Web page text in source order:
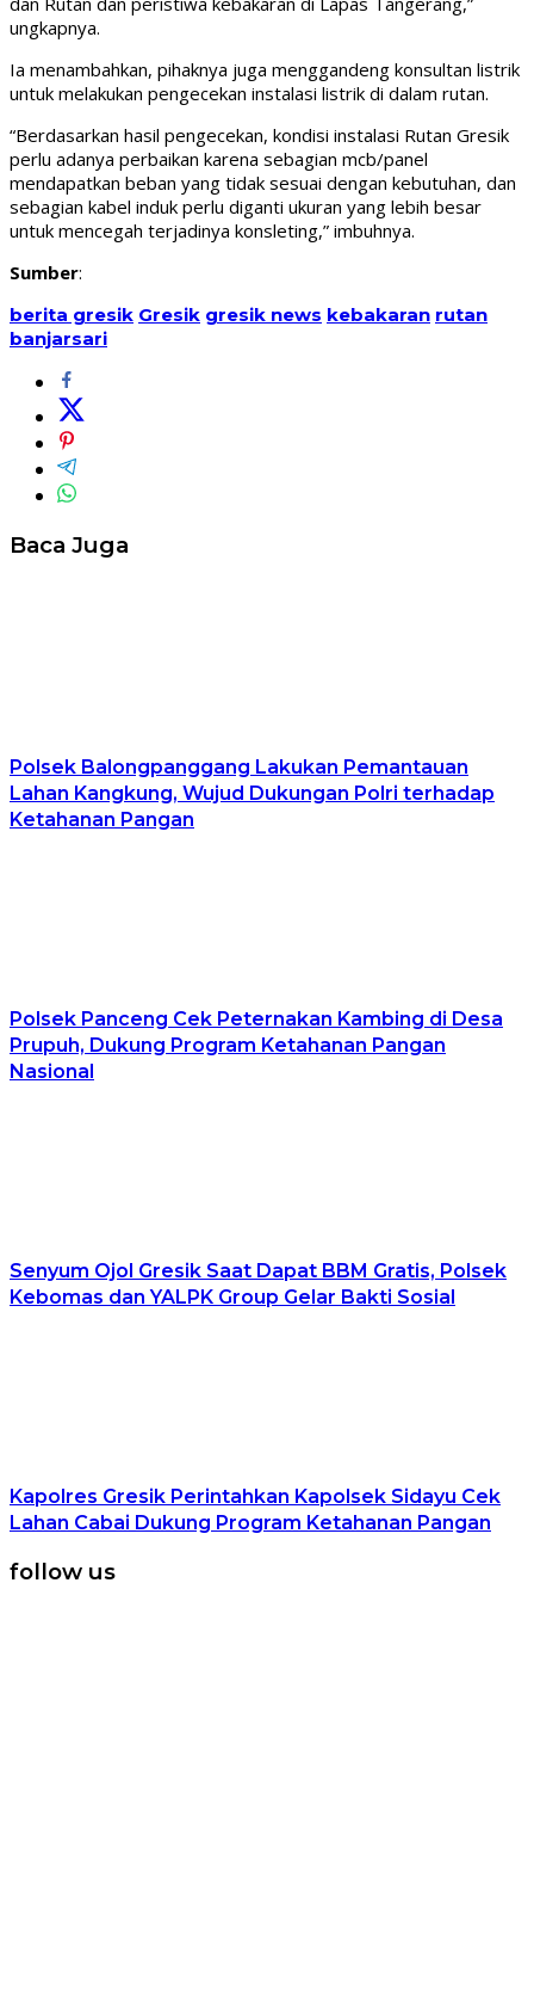
ungkapnya.
Ia menambahkan, pihaknya juga menggandeng konsultan listrik
untuk melakukan pengecekan instalasi listrik di dalam rutan.
“Berdasarkan hasil pengecekan, kondisi instalasi Rutan Gresik
perlu adanya perbaikan karena sebagian mcb/panel
mendapatkan beban yang tidak sesuai dengan kebutuhan, dan
sebagian kabel induk perlu diganti ukuran yang lebih besar
untuk mencegah terjadinya konsleting,” imbuhnya.
Sumber:
berita gresik Gresik gresik news kebakaran rutan
banjarsari
Baca Juga
Polsek Balongpanggang Lakukan Pemantauan
Lahan Kangkung, Wujud Dukungan Polri terhadap
Ketahanan Pangan
Polsek Panceng Cek Peternakan Kambing di Desa
Prupuh, Dukung Program Ketahanan Pangan
Nasional
Senyum Ojol Gresik Saat Dapat BBM Gratis, Polsek
Kebomas dan YALPK Group Gelar Bakti Sosial
Kapolres Gresik Perintahkan Kapolsek Sidayu Cek
Lahan Cabai Dukung Program Ketahanan Pangan
follow us